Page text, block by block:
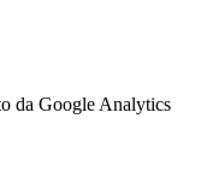
da Google Analytics